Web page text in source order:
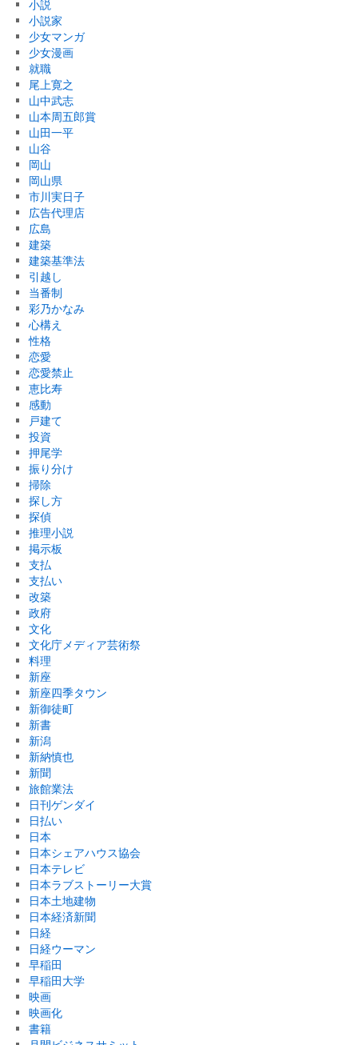
小説
小説家
少女マンガ
少女漫画
就職
尾上寛之
山中武志
山本周五郎賞
山田一平
山谷
岡山
岡山県
市川実日子
広告代理店
広島
建築
建築基準法
引越し
当番制
彩乃かなみ
心構え
性格
恋愛
恋愛禁止
恵比寿
感動
戸建て
投資
押尾学
振り分け
掃除
探し方
探偵
推理小説
掲示板
支払
支払い
改築
政府
文化
文化庁メディア芸術祭
料理
新座
新座四季タウン
新御徒町
新書
新潟
新納慎也
新聞
旅館業法
日刊ゲンダイ
日払い
日本
日本シェアハウス協会
日本テレビ
日本ラブストーリー大賞
日本土地建物
日本経済新聞
日経
日経ウーマン
早稲田
早稲田大学
映画
映画化
書籍